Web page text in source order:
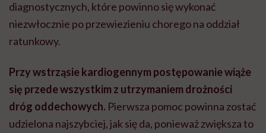
diagnostycznych, które powinno się wykonać
niezwłocznie po przewiezieniu chorego na oddział
ratunkowy.
Przy wstrząsie kardiogennym postępowanie wiąże
się przede wszystkim z utrzymaniem drożności
dróg oddechowych. Pierwsza pomoc powinna zostać
udzielona najszybciej, jak się da, ponieważ zwiększa to